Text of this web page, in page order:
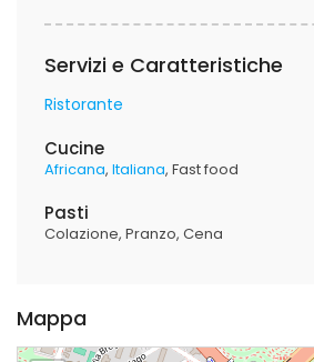
Servizi e Caratteristiche
Ristorante
Cucine
Africana Italiana Fast food
Pasti
Colazione Pranzo Cena
Mappa